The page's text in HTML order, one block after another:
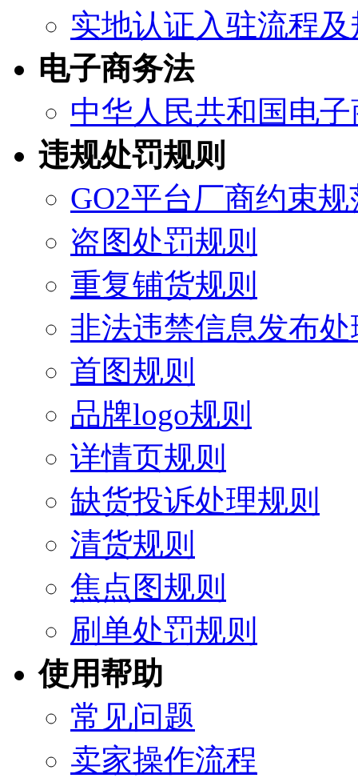
实地认证入驻流程
电子商务法
中华人民共和国电
违规处罚规则
GO2平台厂商约束规
盗图处罚规则
重复铺货规则
非法违禁信息发布
首图规则
品牌logo规则
详情页规则
缺货投诉处理规则
清货规则
焦点图规则
刷单处罚规则
使用帮助
常见问题
卖家操作流程